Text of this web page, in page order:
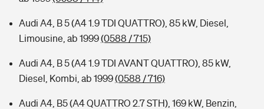
Audi A4, B 5 (A4 1.9 TDI QUATTRO), 85 kW, Diesel,
Limousine, ab 1999(0588 / 715)
Audi A4, B 5 (A4 1.9 TDI AVANT QUATTRO), 85 kW,
Diesel, Kombi, ab 1999(0588 / 716)
Audi A4, B5 (A4 QUATTRO 2.7 STH), 169 kW, Benzin,